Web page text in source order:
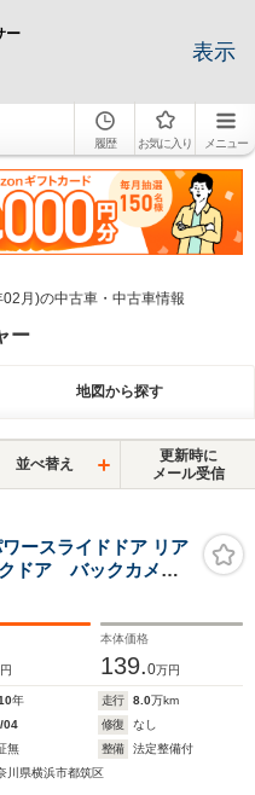
ー
表示
履歴 お気に入り メニュー
月)の中古車・中古車情報
ー
地図から探す
並べ替え
更新時に
メール受信
ースライドドア リア
ドア バックカメ
29日 純正ナビゲー
ワースライドスイッ
本体価格
139.0万円
年 走行 8.0万km
04 修復
なし
無 整備
法定整備付
川県横浜市都筑区